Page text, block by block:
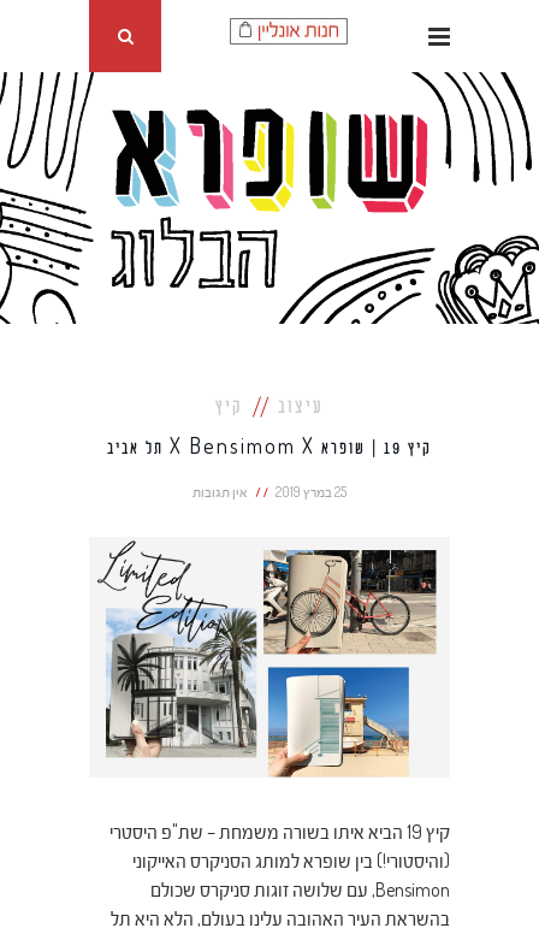
עיצוב קיץ
קיץ 19 | שופרא X Bensimom X תל אביב
25 במרץ 2019 אין תגובות
קיץ 19 הביא איתו בשורה משמחת – שת"פ היסטרי
(והיסטורי!) בין שופרא למותג הסניקרס האייקוני
Bensimon, עם שלושה זוגות סניקרס שכולם
בהשראת העיר האהובה עלינו בעולם, הלא היא תל